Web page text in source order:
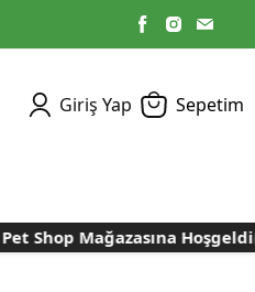
Giriş Yap Sepetim
Kuluçka Malzemeleri
Bakım Sağlık
Bakım Sağlık
Mağazasına Hoşgeldiniz..